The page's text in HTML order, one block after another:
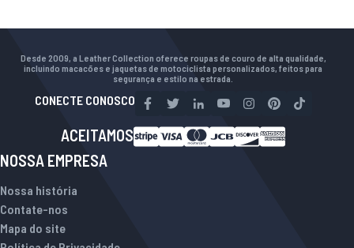
Desde 2009, a Leather Collection oferece roupas de couro de alta qualidade,
incluindo macacões e jaquetas de motociclista personalizados, feitos para
segurança e estilo na estrada.
CONECTE CONOSCO
ACEITAMOS
NOSSA EMPRESA
Nossa história
Contate-nos
Mapa do site